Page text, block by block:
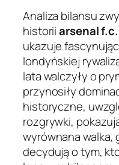
Analiza bilansu
historiiarsenal
ukazuje
londyńskiej
lata walczyły o
przynosiły
historyczne,
rozgrywki,
wyrównana walka,
decydują o tym,